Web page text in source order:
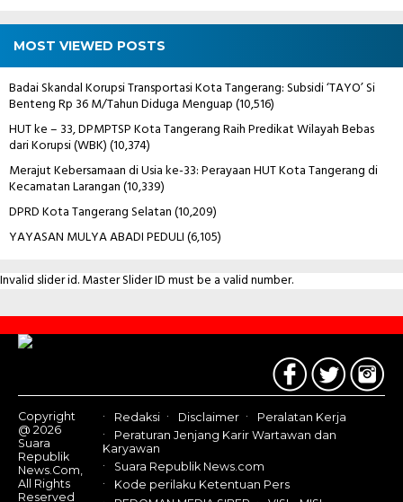
MOST VIEWED POSTS
Badai Skandal Korupsi Transportasi Kota Tangerang: Subsidi ‘TAYO’ Si
Benteng Rp 36 M/Tahun Diduga Menguap(10,516)
HUT ke – 33, DPMPTSP Kota Tangerang Raih Predikat Wilayah Bebas
dari Korupsi (WBK)(10,374)
Merajut Kebersamaan di Usia ke-33: Perayaan HUT Kota Tangerang di
Kecamatan Larangan(10,339)
DPRD Kota Tangerang Selatan(10,209)
YAYASAN MULYA ABADI PEDULI(6,105)
Invalid slider id. Master Slider ID must be a valid number.
Contact
Us
Copyright
@ 2026
Suara
Republik
News.Com,
All Rights
Reserved
Redaksi Disclaimer
Peralatan Kerja
Peraturan Jenjang Karir Wartawan dan
Karyawan
Suara Republik News.com
Kode perilaku Ketentuan Pers